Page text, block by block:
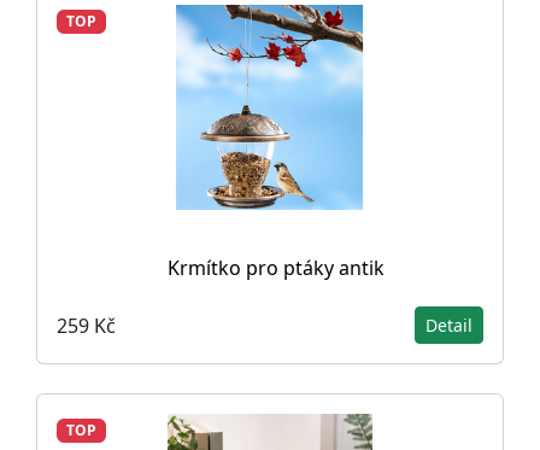
TOP
Krmítko pro ptáky antik
259 Kč Detail
TOP